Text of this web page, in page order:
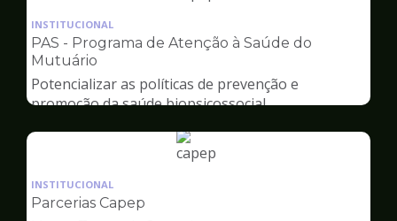
pagina
Capep
INSTITUCIONAL
PAS - Programa de Atenção à Saúde do
Mutuário
Potencializar as políticas de prevenção e
promoção da saúde biopsicossocial
Ilustração
INSTITUCIONAL
Parcerias Capep